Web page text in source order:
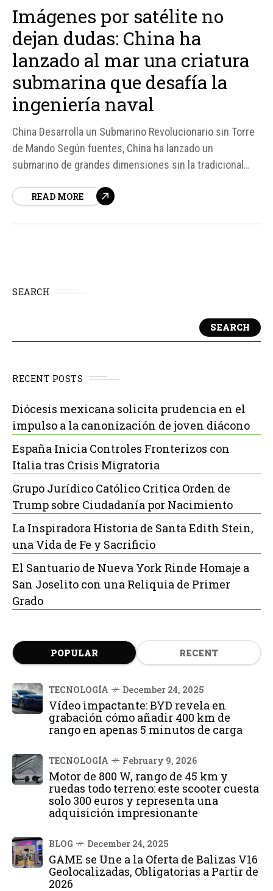
Imágenes por satélite no
dejan dudas: China ha
lanzado al mar una criatura
submarina que desafía la
ingeniería naval
China Desarrolla un Submarino Revolucionario sin Torre
de Mando Según fuentes, China ha lanzado un
submarino de grandes dimensiones sin la tradicional
ingeniería naval moderna. Las imágenes por satélite
READ MORE
SEARCH
SEARCH
RECENT POSTS
Diócesis mexicana solicita prudencia en el
impulso a la canonización de joven diácono
España Inicia Controles Fronterizos con
Italia tras Crisis Migratoria
Grupo Jurídico Católico Critica Orden de
Trump sobre Ciudadanía por Nacimiento
La Inspiradora Historia de Santa Edith Stein,
una Vida de Fe y Sacrificio
El Santuario de Nueva York Rinde Homaje a
San Joselito con una Reliquia de Primer
Grado
POPULAR RECENT
TECNOLOGÍA December 24, 2025
Vídeo impactante: BYD revela en
grabación cómo añadir 400 km de
rango en apenas 5 minutos de carga
TECNOLOGÍA February 9, 2026
Motor de 800 W, rango de 45 km y
ruedas todo terreno: este scooter cuesta
solo 300 euros y representa una
adquisición impresionante
BLOG December 24, 2025
GAME se Une a la Oferta de Balizas V16
Geolocalizadas, Obligatorias a Partir de
2026